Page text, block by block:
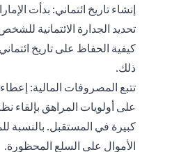
إنشاء تاريخ ائتماني: بدأت
تحديد الجدارة الائتمانية للشخص
كيفية الحفاظ على تاريخ
ذلك.
تتبع المصروفات المالية:
على أولويات المراهق
كبيرة في المستقبل. بالنسبة
الأموال على السلع المحظورة.